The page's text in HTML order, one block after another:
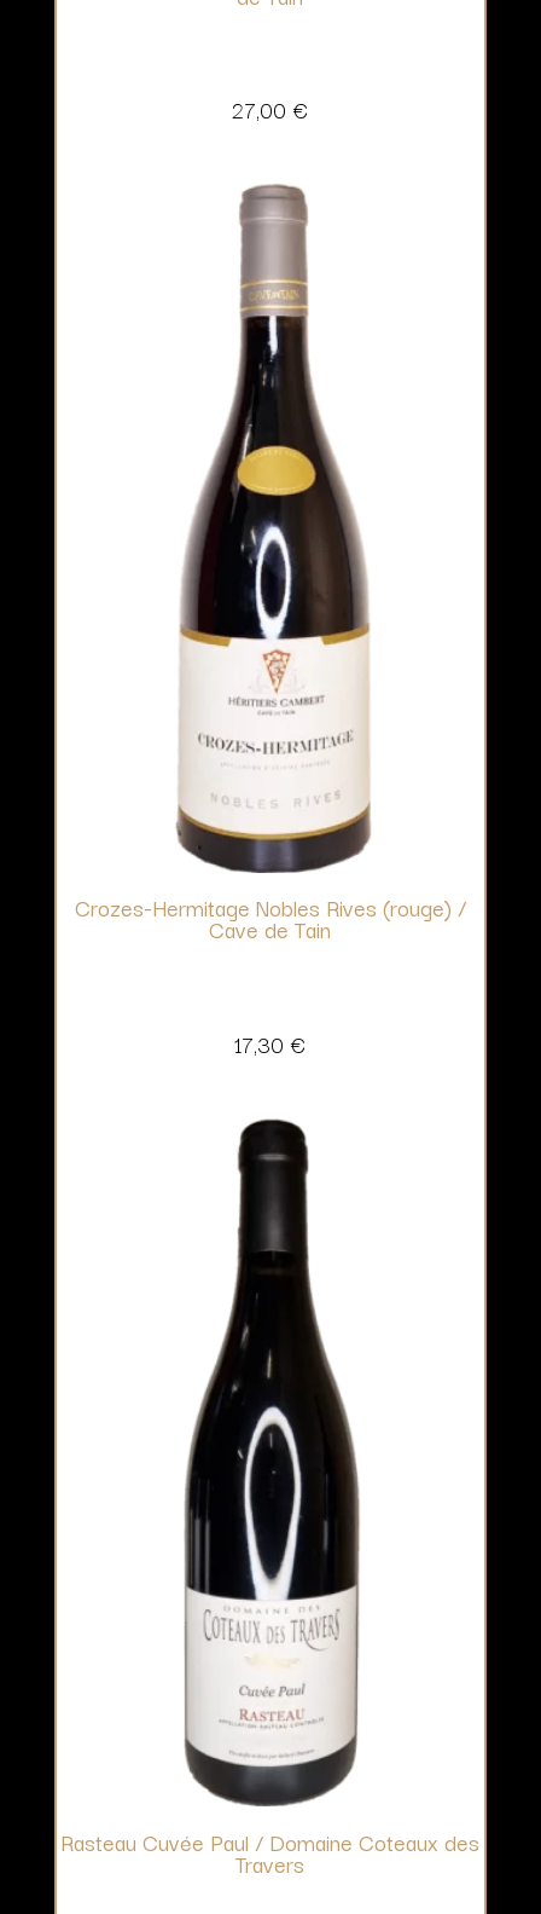
27,00 €
Crozes-Hermitage Nobles Rives (rouge) /
Cave de Tain
17,30 €
Rasteau Cuvée Paul / Domaine Coteaux des
Travers